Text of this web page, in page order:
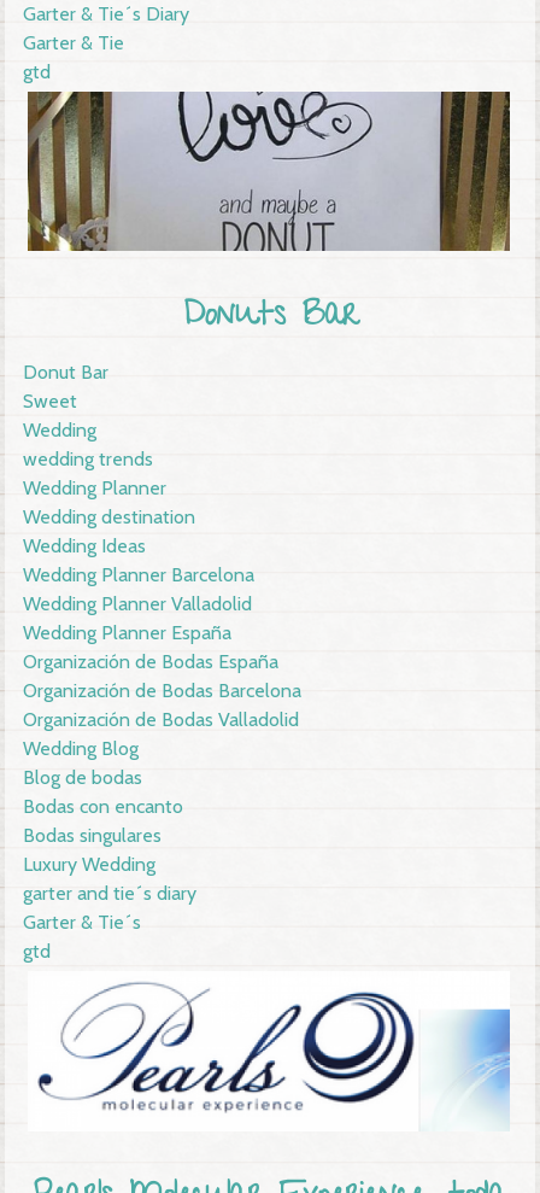
Garter & Tie´s Diary
Garter & Tie
gtd
Donuts Bar
Donut Bar
Sweet
Wedding
wedding trends
Wedding Planner
Wedding destination
Wedding Ideas
Wedding Planner Barcelona
Wedding Planner Valladolid
Wedding Planner España
Organización de Bodas España
Organización de Bodas Barcelona
Organización de Bodas Valladolid
Wedding Blog
Blog de bodas
Bodas con encanto
Bodas singulares
Luxury Wedding
garter and tie´s diary
Garter & Tie´s
gtd